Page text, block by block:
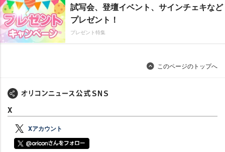
試写会、登壇イベント、サインチェキなど
プレゼント！
プレゼント特集
このページのトップへ
X
Xアカウント